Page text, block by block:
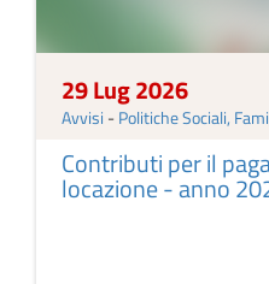
29 Lug 2026
Avvisi - Politiche Sociali,
Contributi per il
locazione - anno